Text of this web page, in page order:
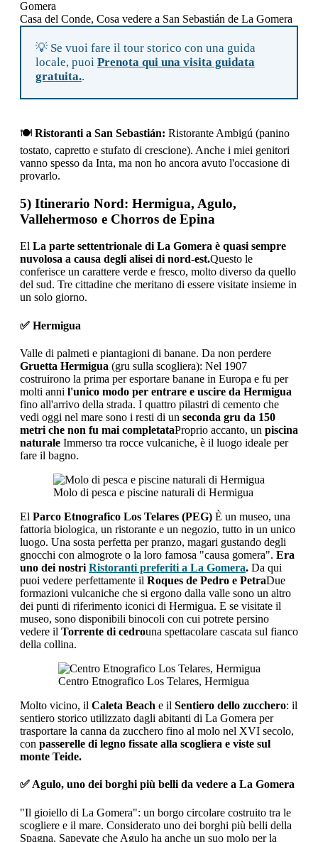
Casa del Conde, Cosa vedere a San Sebastián de La Gomera
💡 Se vuoi fare il tour storico con una guida
locale, puoi Prenota qui una visita guidata
gratuita..
🍽️ Ristoranti a San Sebastián: Ristorante Ambigú (panino
tostato, capretto e stufato di crescione). Anche i miei genitori
vanno spesso da Inta, ma non ho ancora avuto l'occasione di
provarlo.
5) Itinerario Nord: Hermigua, Agulo,
Vallehermoso e Chorros de Epina
El La parte settentrionale di La Gomera è quasi sempre
nuvolosa a causa degli alisei di nord-est.Questo le
conferisce un carattere verde e fresco, molto diverso da quello
del sud. Tre cittadine che meritano di essere visitate insieme in
un solo giorno.
✅ Hermigua
Valle di palmeti e piantagioni di banane. Da non perdere
Gruetta Hermigua (gru sulla scogliera): Nel 1907
costruirono la prima per esportare banane in Europa e fu per
molti anni l'unico modo per entrare e uscire da Hermigua
fino all'arrivo della strada. I quattro pilastri di cemento che
vedi oggi nel mare sono i resti di un seconda gru da 150
metri che non fu mai completataProprio accanto, un piscina
naturale Immerso tra rocce vulcaniche, è il luogo ideale per
fare il bagno.
Molo di pesca e piscine naturali di Hermigua
El Parco Etnografico Los Telares (PEG) È un museo, una
fattoria biologica, un ristorante e un negozio, tutto in un unico
luogo. Una sosta perfetta per pranzo, magari gustando degli
gnocchi con almogrote o la loro famosa "causa gomera". Era
uno dei nostri Ristoranti preferiti a La Gomera. Da qui
puoi vedere perfettamente il Roques de Pedro e PetraDue
formazioni vulcaniche che si ergono dalla valle sono un altro
dei punti di riferimento iconici di Hermigua. E se visitate il
museo, sono disponibili binocoli con cui potrete persino
vedere il Torrente di cedrouna spettacolare cascata sul fianco
della collina.
Centro Etnografico Los Telares, Hermigua
Molto vicino, il Caleta Beach e il Sentiero dello zucchero: il
sentiero storico utilizzato dagli abitanti di La Gomera per
trasportare la canna da zucchero fino al molo nel XVI secolo,
con passerelle di legno fissate alla scogliera e viste sul
monte Teide.
✅ Agulo, uno dei borghi più belli da vedere a La Gomera
"Il gioiello di La Gomera": un borgo circolare costruito tra le
scogliere e il mare. Considerato uno dei borghi più belli della
Spagna. Sapevate che Agulo ha anche un suo molo per la